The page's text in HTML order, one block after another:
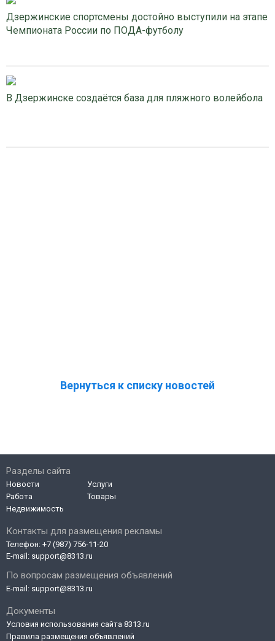
Дзержинские спортсмены достойно выступили на этапе
Чемпионата России по ПОДА-футболу
В Дзержинске создаётся база для пляжного волейбола
Вернуться к списку новостей
Контакты для размещения рекламы
Телефон: +7 (987) 756-11-20
E-mail: support@8313.ru
По вопросам размещения объявлений
E-mail: support@8313.ru
Документы
Условия использования сайта 8313.ru
Правила размещения объявлений
Разделы сайта
Новости
Работа
Недвижимость
Услуги
Товары